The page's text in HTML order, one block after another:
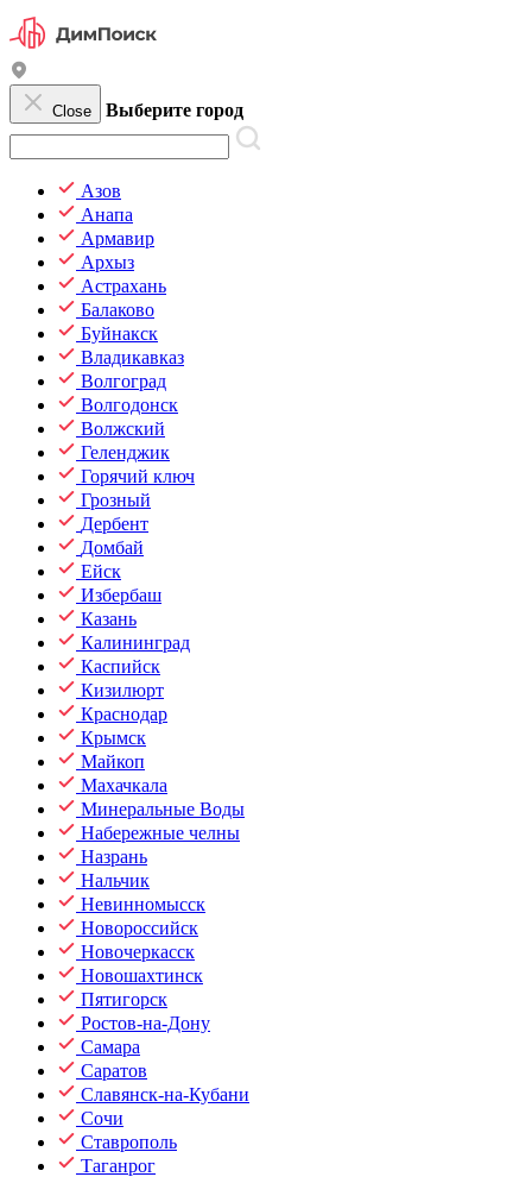
Close Выберите город
Азов
Анапа
Армавир
Архыз
Астрахань
Балаково
Буйнакск
Владикавказ
Волгоград
Волгодонск
Волжский
Геленджик
Горячий ключ
Грозный
Дербент
Домбай
Ейск
Избербаш
Казань
Калининград
Каспийск
Кизилюрт
Краснодар
Крымск
Майкоп
Махачкала
Минеральные Воды
Набережные челны
Назрань
Нальчик
Невинномысск
Новороссийск
Новочеркасск
Новошахтинск
Пятигорск
Ростов-на-Дону
Самара
Саратов
Славянск-на-Кубани
Сочи
Ставрополь
Таганрог